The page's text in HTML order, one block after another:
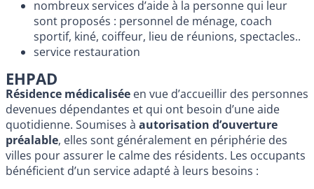
nombreux services d’aide à la personne qui leur
sont proposés : personnel de ménage, coach
sportif, kiné, coiffeur, lieu de réunions, spectacles..
service restauration
EHPAD
Résidence médicalisée en vue d’accueillir des personnes
devenues dépendantes et qui ont besoin d’une aide
quotidienne. Soumises à autorisation d’ouverture
préalable, elles sont généralement en périphérie des
villes pour assurer le calme des résidents. Les occupants
bénéficient d’un service adapté à leurs besoins :